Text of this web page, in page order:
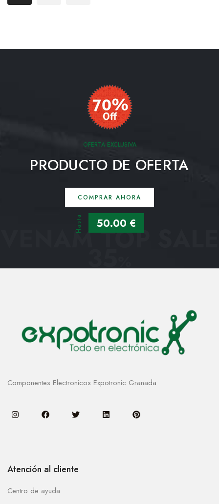
OFERTA EXCLUSIVA
PRODUCTO DE OFERTA
COMPRAR AHORA
Hasta 50.00 €
VENAM TOP SALE
35
Componentes Electronicos Expotronic Granada
Atención al cliente
Centro de ayuda